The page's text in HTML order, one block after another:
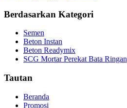
Berdasarkan Kategori
Semen
Beton Instan
Beton Readymix
SCG Mortar Perekat Bata Ringan
Tautan
Beranda
Promosi